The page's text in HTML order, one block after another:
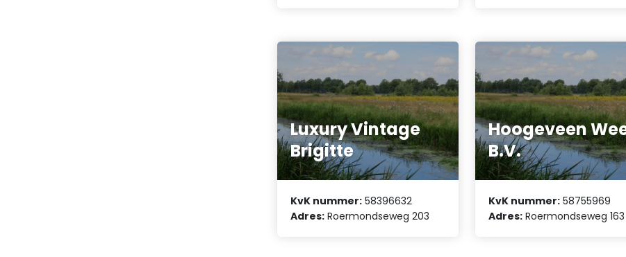
Luxury Vintage
Brigitte
KvK nummer: 58396632
Adres: Roermondseweg 203
Hoogeveen
B.V.
KvK nummer: 58755969
Adres: Roermondseweg 163